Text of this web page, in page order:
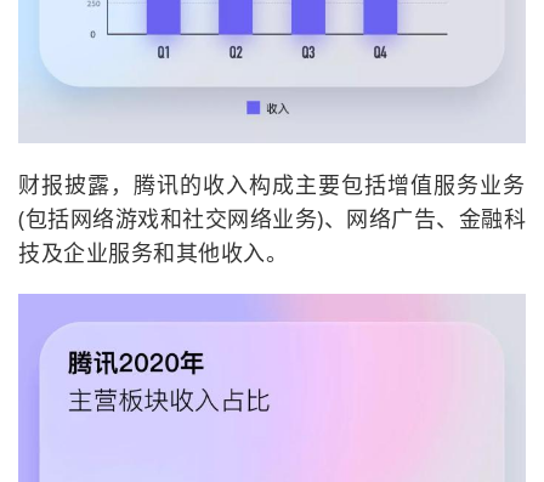
财报披露，腾讯的收入构成主要包括增值服务业务
(包括网络游戏和社交网络业务)、网络广告、金融科
技及企业服务和其他收入。